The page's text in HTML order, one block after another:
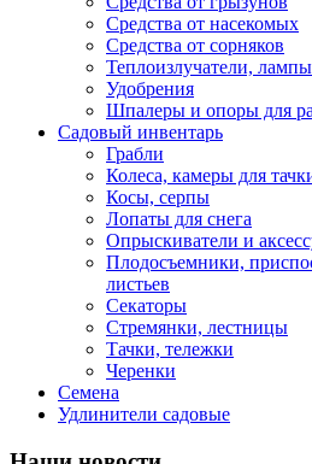
Средства от насекомых
Средства от сорняков
Теплоизлучатели,
Удобрения
Шпалеры и опоры для
Садовый инвентарь
Грабли
Колеса, камеры для
Косы, серпы
Лопаты для снега
Опрыскиватели и
Плодосъемники,
листьев
Секаторы
Стремянки, лестницы
Тачки, тележки
Черенки
Семена
Удлинители садовые